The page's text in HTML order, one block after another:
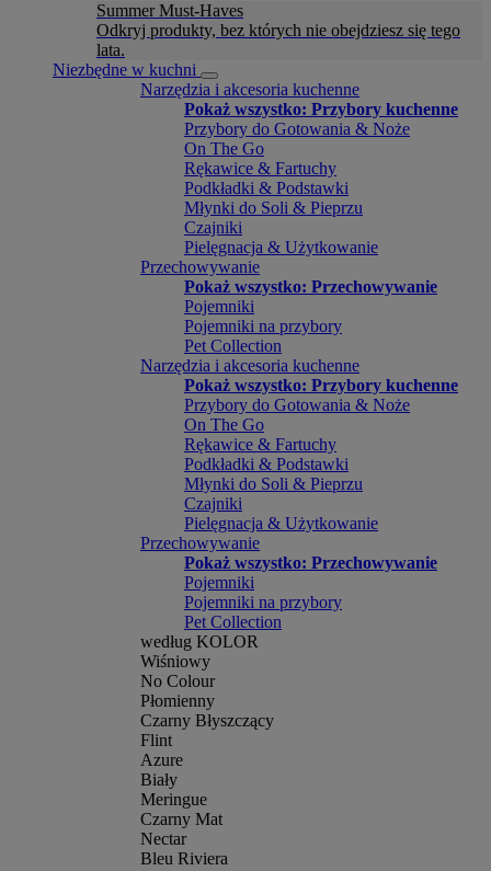
Summer Must-Haves
Odkryj produkty, bez których nie obejdziesz się tego
lata.
Niezbędne w kuchni
Narzędzia i akcesoria kuchenne
Pokaż wszystko: Przybory kuchenne
Przybory do Gotowania & Noże
On The Go
Rękawice & Fartuchy
Podkładki & Podstawki
Młynki do Soli & Pieprzu
Czajniki
Pielęgnacja & Użytkowanie
Przechowywanie
Pokaż wszystko: Przechowywanie
Pojemniki
Pojemniki na przybory
Pet Collection
Narzędzia i akcesoria kuchenne
Pokaż wszystko: Przybory kuchenne
Przybory do Gotowania & Noże
On The Go
Rękawice & Fartuchy
Podkładki & Podstawki
Młynki do Soli & Pieprzu
Czajniki
Pielęgnacja & Użytkowanie
Przechowywanie
Pokaż wszystko: Przechowywanie
Pojemniki
Pojemniki na przybory
Pet Collection
według KOLOR
Wiśniowy
No Colour
Płomienny
Czarny Błyszczący
Flint
Azure
Biały
Meringue
Czarny Mat
Nectar
Bleu Riviera